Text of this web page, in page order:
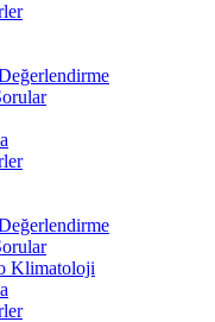
Klimatoloji